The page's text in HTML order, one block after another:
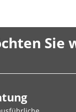
Sie